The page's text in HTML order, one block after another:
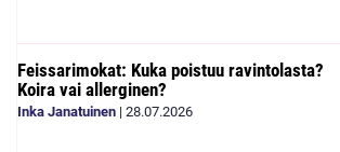
Feissarimokat: Kuka poistuu ravintolasta?
Koira vai allerginen?
Inka Janatuinen | 28.07.2026